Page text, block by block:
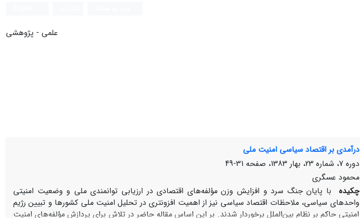
علمی - پژوهشی
درآمدی بر اقتصاد سیاسی امنیت ملی
دوره 7، شماره 23، بهار 1383، صفحه
31-49
محمود عسگری
چکیده
با پایان جنگ سرد و افزایش وزن مؤلفه‌های اقتصادی در ارزیابی توانمندی ملی و وضعیت امنیتی
واحدهای سیاسی، ملاحظات اقتصاد سیاسی نیز از اهمیت افزونتری در تحلیل امنیت ملی کشورها و تبیین رژیم
امنیتی حاکم بر نظام بین‌الملل برخوردار شدند. بر این اساس مقاله حاضر در تلاش برای پردازش مؤلفه‌های امنیت